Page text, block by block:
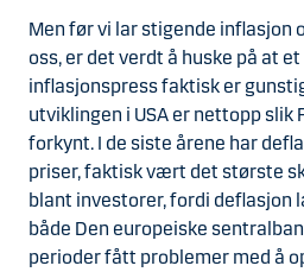
Men før vi lar stigende inflasjon
oss, er det verdt å huske på at
inflasjonspress faktisk er
utviklingen i USA er nettopp slik
forkynt. I de siste årene har
priser, faktisk vært det største
blant investorer, fordi deflasjon
både Den europeiske
perioder fått problemer med å